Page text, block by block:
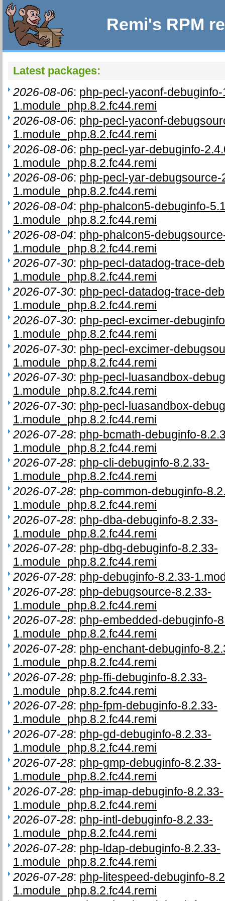
Remi's RPM
Latest packages:
2026-08-06: php-pecl-yaconf-
1.module_php.8.2.fc44.remi
2026-08-06: php-pecl-yaconf-
1.module_php.8.2.fc44.remi
2026-08-06: php-pecl-yar-debuginfo-
1.module_php.8.2.fc44.remi
2026-08-06: php-pecl-yar-debugsource-
1.module_php.8.2.fc44.remi
2026-08-04: php-phalcon5-debuginfo-
1.module_php.8.2.fc44.remi
2026-08-04: php-phalcon5-
1.module_php.8.2.fc44.remi
2026-07-30: php-pecl-datadog-trace-
1.module_php.8.2.fc44.remi
2026-07-30: php-pecl-datadog-trace-
1.module_php.8.2.fc44.remi
2026-07-30: php-pecl-excimer-
1.module_php.8.2.fc44.remi
2026-07-30: php-pecl-excimer-
1.module_php.8.2.fc44.remi
2026-07-30: php-pecl-luasandbox-
1.module_php.8.2.fc44.remi
2026-07-30: php-pecl-luasandbox-
1.module_php.8.2.fc44.remi
2026-07-28: php-bcmath-debuginfo-
1.module_php.8.2.fc44.remi
2026-07-28: php-cli-debuginfo-8.2.33-
1.module_php.8.2.fc44.remi
2026-07-28: php-common-debuginfo-
1.module_php.8.2.fc44.remi
2026-07-28: php-dba-debuginfo-8.2.33-
1.module_php.8.2.fc44.remi
2026-07-28: php-dbg-debuginfo-8.2.33-
1.module_php.8.2.fc44.remi
2026-07-28: php-debuginfo-8.2.33-
2026-07-28: php-debugsource-8.2.33-
1.module_php.8.2.fc44.remi
2026-07-28: php-embedded-debuginfo-
1.module_php.8.2.fc44.remi
2026-07-28: php-enchant-debuginfo-
1.module_php.8.2.fc44.remi
2026-07-28: php-ffi-debuginfo-8.2.33-
1.module_php.8.2.fc44.remi
2026-07-28: php-fpm-debuginfo-8.2.33-
1.module_php.8.2.fc44.remi
2026-07-28: php-gd-debuginfo-8.2.33-
1.module_php.8.2.fc44.remi
2026-07-28: php-gmp-debuginfo-8.2.33-
1.module_php.8.2.fc44.remi
2026-07-28: php-imap-debuginfo-8.2.33-
1.module_php.8.2.fc44.remi
2026-07-28: php-intl-debuginfo-8.2.33-
1.module_php.8.2.fc44.remi
2026-07-28: php-ldap-debuginfo-8.2.33-
1.module_php.8.2.fc44.remi
2026-07-28: php-litespeed-debuginfo-
1.module_php.8.2.fc44.remi